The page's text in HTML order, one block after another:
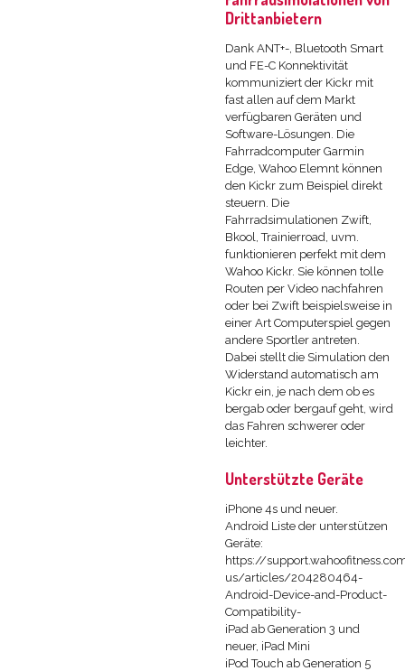
Drittanbietern
Dank ANT+-, Bluetooth Smart
und FE-C Konnektivität
kommuniziert der Kickr mit
fast allen auf dem Markt
verfügbaren Geräten und
Software-Lösungen. Die
Fahrradcomputer Garmin
Edge, Wahoo Elemnt können
den Kickr zum Beispiel direkt
steuern. Die
Fahrradsimulationen Zwift,
Bkool, Trainierroad, uvm.
funktionieren perfekt mit dem
Wahoo Kickr. Sie können tolle
Routen per Video nachfahren
oder bei Zwift beispielsweise in
einer Art Computerspiel gegen
andere Sportler antreten.
Dabei stellt die Simulation den
Widerstand automatisch am
Kickr ein, je nach dem ob es
bergab oder bergauf geht, wird
das Fahren schwerer oder
leichter.
Unterstützte Geräte
iPhone 4s und neuer.
Android Liste der unterstützen
Geräte:
https://
us/articles/204280464-
Android-Device-and-Product-
Compatibility-
iPad ab Generation 3 und
neuer, iPad Mini
iPod Touch ab Generation 5